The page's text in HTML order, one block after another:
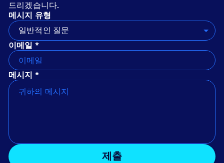
드리겠습니다.
메시지 유형
일반적인 질문
이메일 *
메시지 *
제출